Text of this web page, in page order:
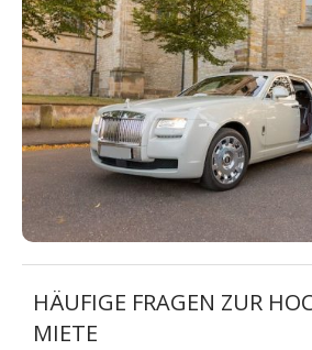
HÄUFIGE FRAGEN ZUR
MIETE